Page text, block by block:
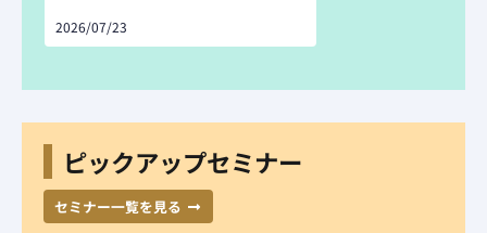
2026/07/23
ピックアップセミナー
セミナー一覧を見る